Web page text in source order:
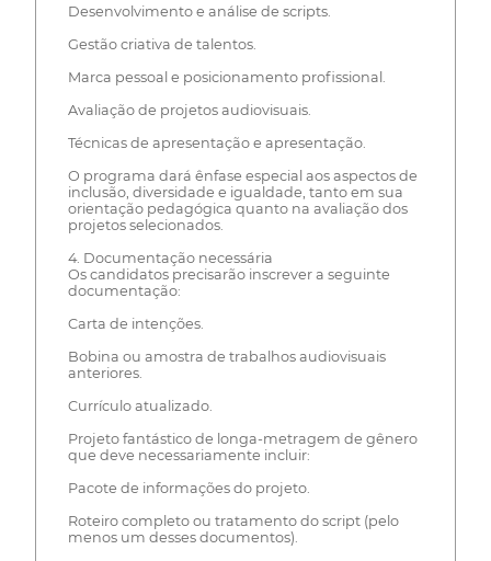
Desenvolvimento e análise de scripts.
Gestão criativa de talentos.
Marca pessoal e posicionamento profissional.
Avaliação de projetos audiovisuais.
Técnicas de apresentação e apresentação.
O programa dará ênfase especial aos aspectos de
inclusão, diversidade e igualdade, tanto em sua
orientação pedagógica quanto na avaliação dos
projetos selecionados.
4. Documentação necessária
Os candidatos precisarão inscrever a seguinte
documentação:
Carta de intenções.
Bobina ou amostra de trabalhos audiovisuais
anteriores.
Currículo atualizado.
Projeto fantástico de longa-metragem de gênero
que deve necessariamente incluir:
Pacote de informações do projeto.
Roteiro completo ou tratamento do script (pelo
menos um desses documentos).